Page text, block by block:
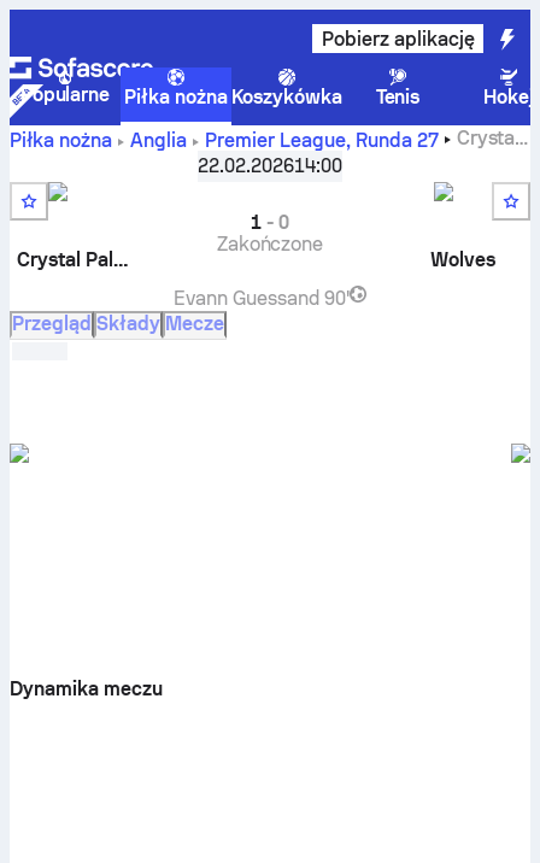
Pobierz aplikację
Popularne Piłka nożna Koszykówka Tenis
Hokej
Piłka nożna
Anglia Premier League, Runda 27
Crystal
Wolverhamptonwynik na żywo, rezulaty H2H,
tabele i prognoza
22.02.202614:00
Crystal Palace
1-0
Zakończone
Wolves
Evann Guessand 90'
Przegląd Składy Mecze
Dynamika meczu